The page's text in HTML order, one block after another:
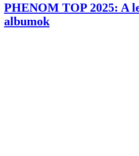
PHENOM TOP 2025: A
albumok